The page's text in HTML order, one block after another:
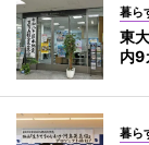
暮ら
東
内9
暮ら